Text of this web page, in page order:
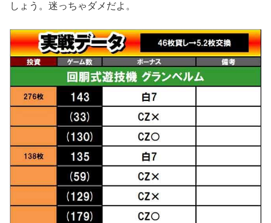
しょう。迷っちゃダメだよ。